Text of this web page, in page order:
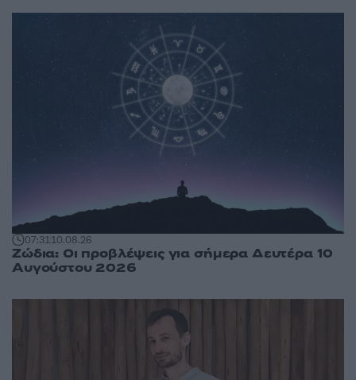
07:3110.08.26
Ζώδια: Οι προβλέψεις για σήμερα Δευτέρα 10
Αυγούστου 2026